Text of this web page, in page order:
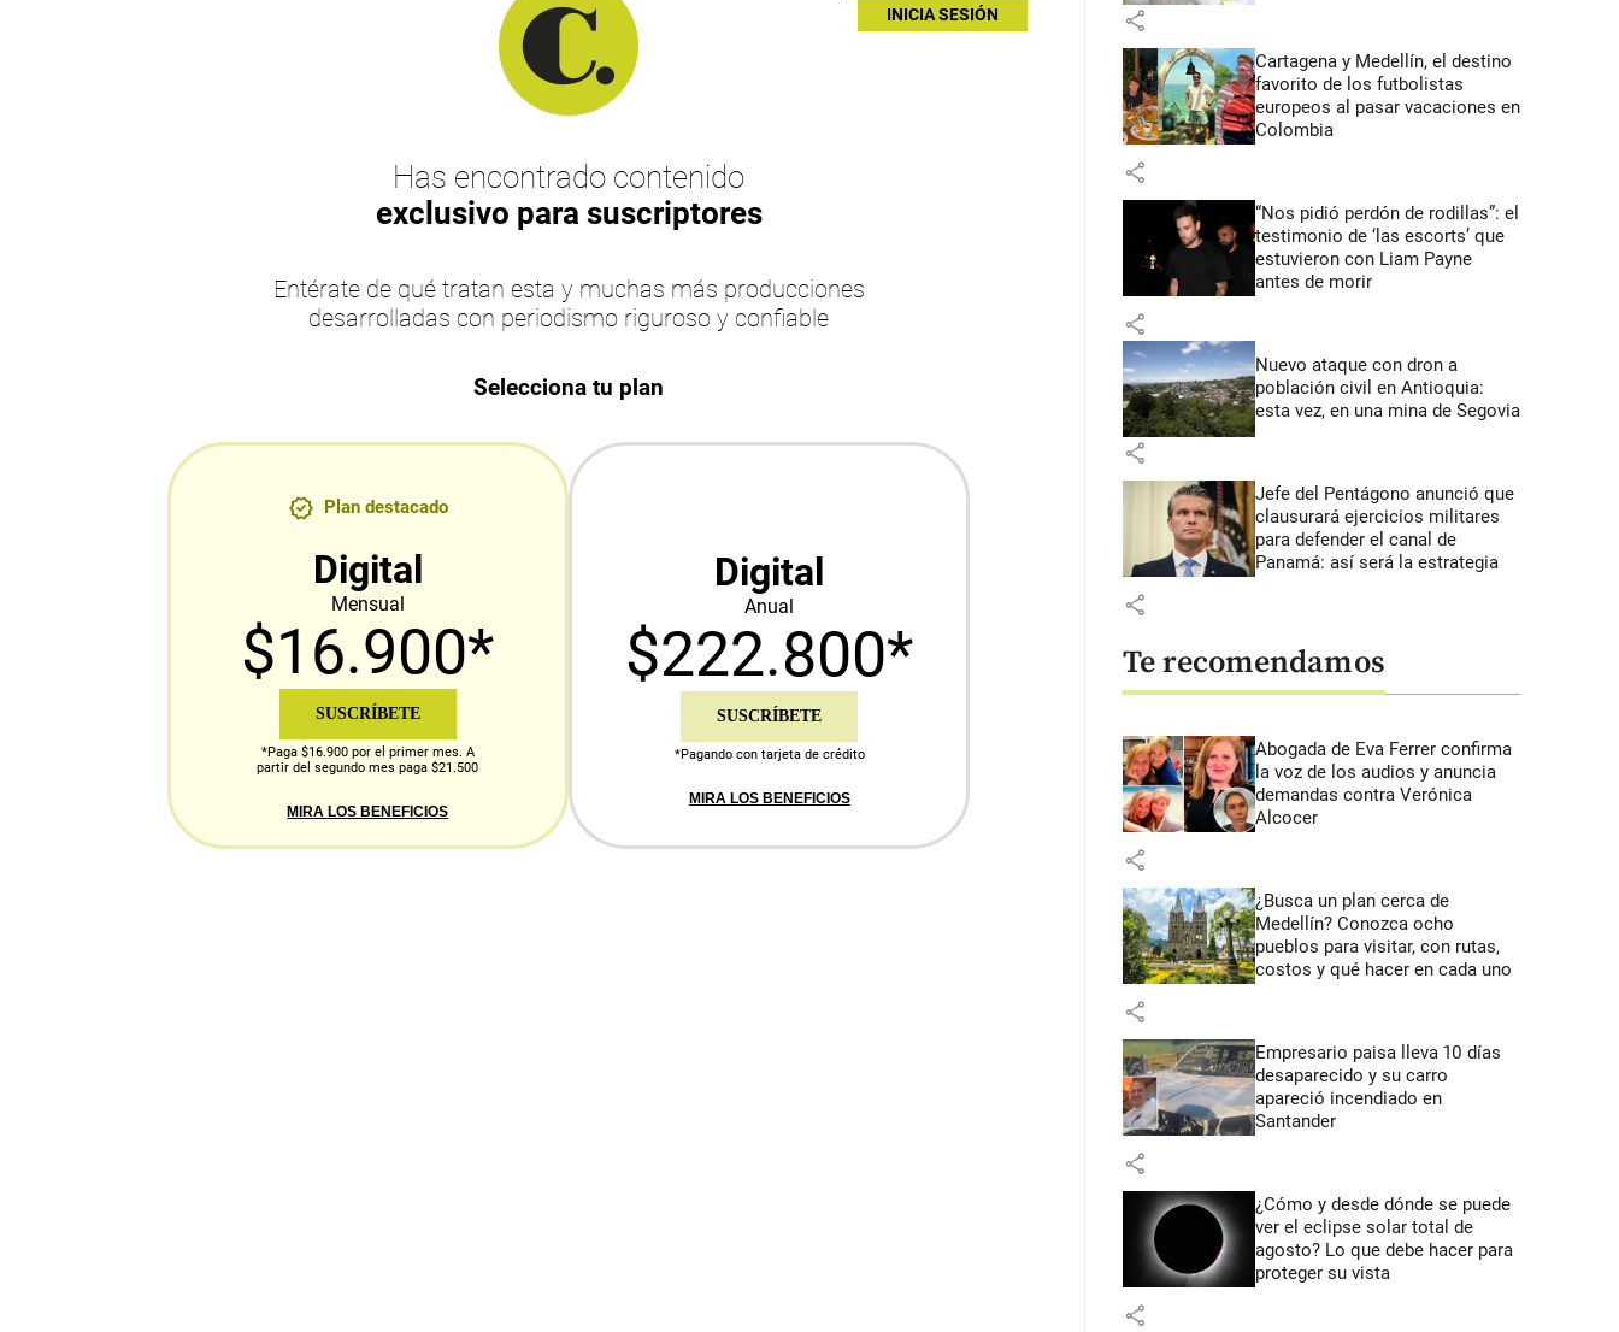
INICIA SESIÓN
Has encontrado contenido
exclusivo para suscriptores
Entérate de qué tratan esta y muchas más producciones
desarrolladas con periodismo riguroso y confiable
Selecciona tu plan
Plan destacado
Digital
Mensual
$16.900*
SUSCRÍBETE
*Paga $16.900 por el primer mes. A
partir del segundo mes paga $21.500
MIRA LOS BENEFICIOS
Digital
Anual
$222.800*
SUSCRÍBETE
*Pagando con tarjeta de crédito
MIRA LOS BENEFICIOS
share
Cartagena y Medellín, el destino
favorito de los futbolistas
europeos al pasar vacaciones en
Colombia
share
“Nos pidió perdón de rodillas”: el
testimonio de ‘las escorts’ que
estuvieron con Liam Payne
antes de morir
share
Nuevo ataque con dron a
población civil en Antioquia:
esta vez, en una mina de Segovia
share
Jefe del Pentágono anunció que
clausurará ejercicios militares
para defender el canal de
Panamá: así será la estrategia
share
Te recomendamos
Abogada de Eva Ferrer confirma
la voz de los audios y anuncia
demandas contra Verónica
Alcocer
share
¿Busca un plan cerca de
Medellín? Conozca ocho
pueblos para visitar, con rutas,
costos y qué hacer en cada uno
share
Empresario paisa lleva 10 días
desaparecido y su carro
apareció incendiado en
Santander
share
¿Cómo y desde dónde se puede
ver el eclipse solar total de
agosto? Lo que debe hacer para
proteger su vista
share